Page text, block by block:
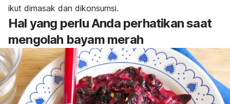
ikut dimasak dan dikonsumsi.
Hal yang perlu Anda perhatikan saat
mengolah bayam merah